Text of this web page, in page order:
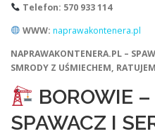
Telefon: 570 933 114
WWW: naprawakontenera.pl
NAPRAWAKONTENERA.PL –
SMRODY Z UŚMIECHEM,
BOROWIE
SPAWACZ I